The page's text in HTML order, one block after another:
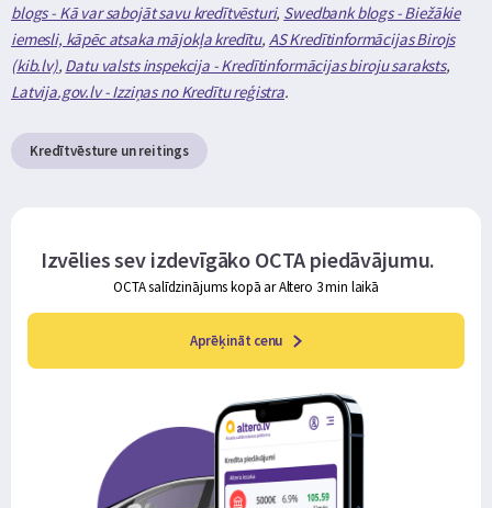
blogs - Kā var sabojāt savu kredītvēsturi, Swedbank blogs - Biežākie
iemesli, kāpēc atsaka mājokļa kredītu, AS Kredītinformācijas Birojs
(kib.lv), Datu valsts inspekcija - Kredītinformācijas biroju saraksts,
Latvija.gov.lv - Izziņas no Kredītu reģistra.
Kredītvēsture un reitings
Izvēlies sev izdevīgāko OCTA piedāvājumu.
OCTA salīdzinājums kopā ar Altero 3 min laikā
Aprēķināt cenu